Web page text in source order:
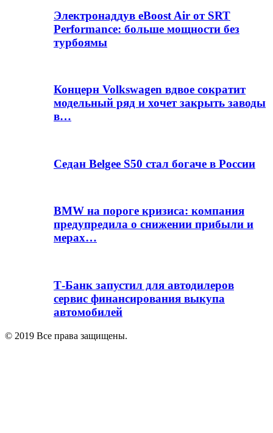
Электронаддув eBoost Air от SRT
Performance: больше мощности без
турбоямы
Концерн Volkswagen вдвое сократит
модельный ряд и хочет закрыть заводы
в…
Седан Belgee S50 стал богаче в России
BMW на пороге кризиса: компания
предупредила о снижении прибыли и
мерах…
Т-Банк запустил для автодилеров
сервис финансирования выкупа
автомобилей
© 2019 Все права защищены.